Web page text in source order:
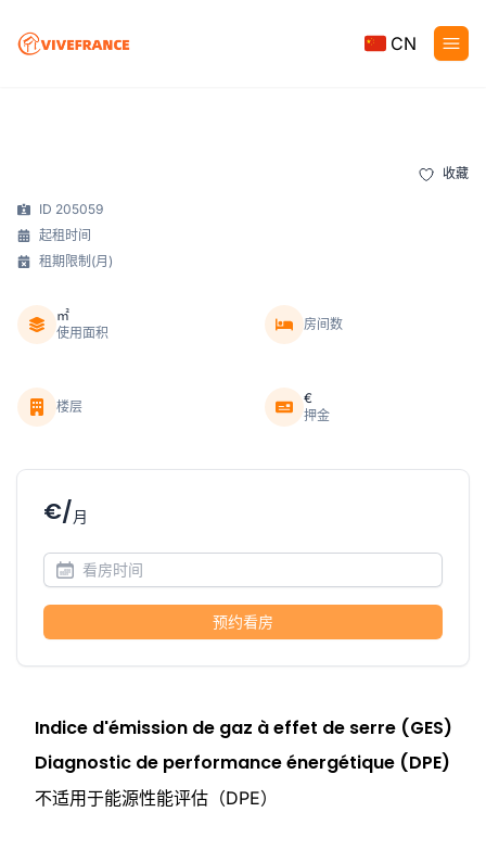
CN
收藏
ID 205059
起租时间
租期限制(月)
㎡
使用面积
房间数
楼层
€
押金
€/月
预约看房
Indice d'émission de gaz à effet de serre (GES)
Diagnostic de performance énergétique (DPE)
不适用于能源性能评估（DPE）